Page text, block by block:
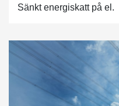
Sänkt energiskatt på el.